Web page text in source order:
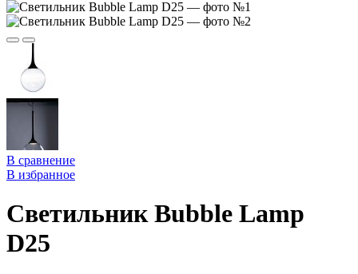
В сравнение
В избранное
Светильник Bubble Lamp
D25